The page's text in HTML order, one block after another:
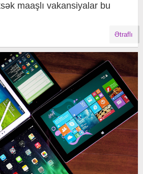
maaşlı vakansiyalar bu
Ətraflı